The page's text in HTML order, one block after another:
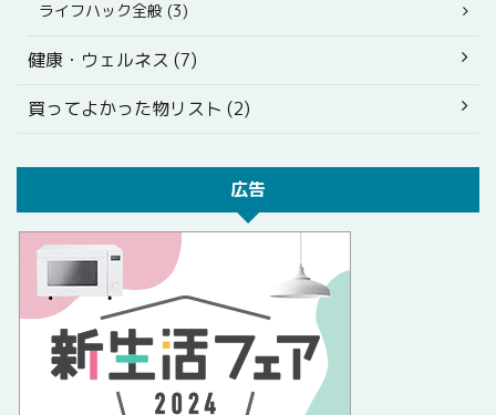
ライフハック全般 (3)
健康・ウェルネス (7)
買ってよかった物リスト (2)
広告